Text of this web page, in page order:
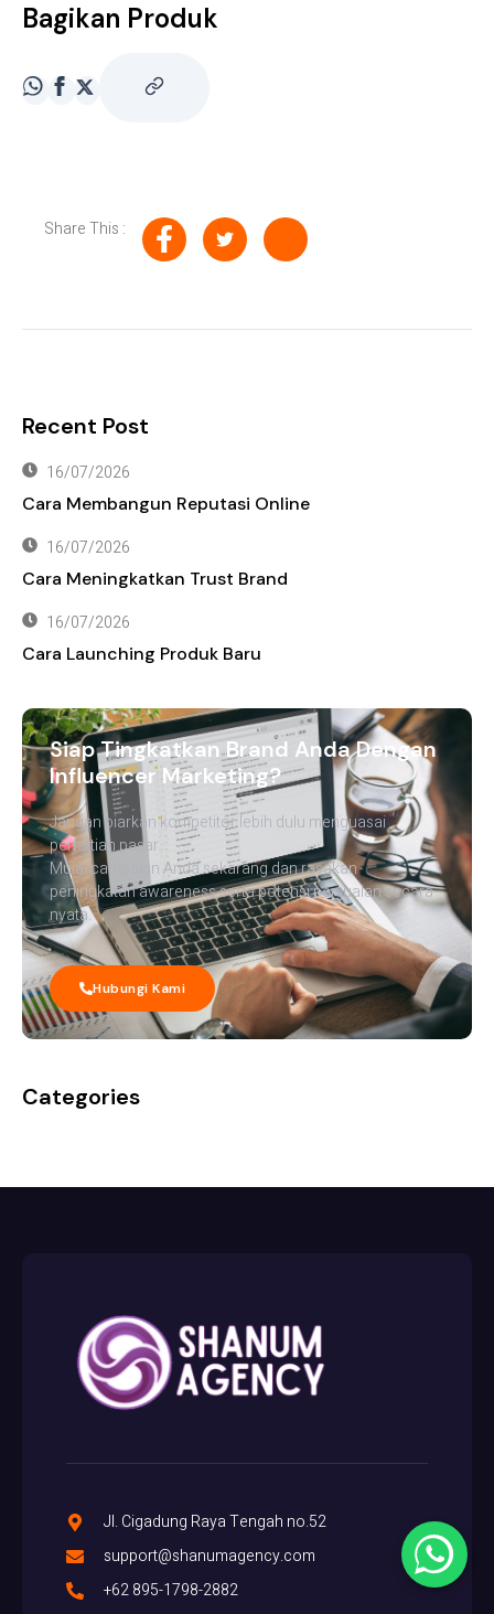
Bagikan Produk
Share This :
Recent Post
16/07/2026
Cara Membangun Reputasi Online
16/07/2026
Cara Meningkatkan Trust Brand
16/07/2026
Cara Launching Produk Baru
Siap Tingkatkan Brand Anda Dengan
Influencer Marketing?
Jangan biarkan kompetitor lebih dulu menguasai
perhatian pasar.
Mulai campaign Anda sekarang dan rasakan
peningkatan awareness serta potensi penjualan secara
nyata.
Hubungi Kami
Categories
Jl. Cigadung Raya Tengah no.52
support@shanumagency.com
+62 895-1798-2882